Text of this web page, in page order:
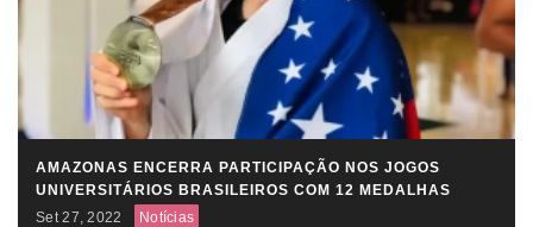
AMAZONAS ENCERRA PARTICIPAÇÃO NOS JOGOS
UNIVERSITÁRIOS BRASILEIROS COM 12 MEDALHAS
Set 27, 2022
Notícias